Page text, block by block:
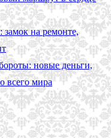
на ремонте,
новые деньги,
всего мира